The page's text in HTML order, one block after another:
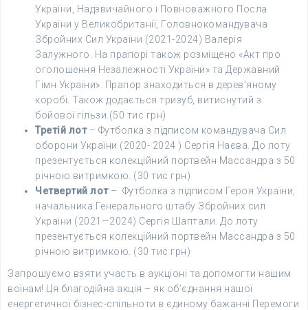
України, Надзвичайного і Повноважного Посла
України у Великобританії, Головнокомандувача
Збройних Сил України (2021-2024) Валерія
Залужного. На прапорі також розміщено «Акт про
оголошення Незалежності України» та Державний
Гімн України». Прапор знаходиться в дерев’яному
коробі. Також додається тризуб, витиснутий з
бойової гільзи.(50 тис грн)
Третій лот– Футболка з підписом командувача Сил
оборони України (2020- 2024 ) Сергія Наєва. До лоту
презентується колекційний портвейн Массандра з 50
річною витримкою. (30 тис грн)
Четвертий лот– Футболка з підписом Героя України,
начальника Генерального штабу Збройних сил
України (2021—2024) Сергія Шаптали. До лоту
презентується колекційний портвейн Массандра з 50
річною витримкою. (30 тис грн)
Запрошуємо взяти участь в аукціоні та допомогти нашим
воїнам! Ця благодійна акція – як об’єднання нашої
енергетичної бізнес-спільноти в єдиному бажанні Перемоги